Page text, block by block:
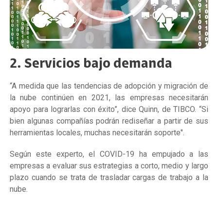
2. Servicios bajo demanda
“A medida que las tendencias de adopción y migración de
la nube continúen en 2021, las empresas necesitarán
apoyo para lograrlas con éxito”, dice Quinn, de TIBCO. “Si
bien algunas compañías podrán rediseñar a partir de sus
herramientas locales, muchas necesitarán soporte".
Según este experto, el COVID-19 ha empujado a las
empresas a evaluar sus estrategias a corto, medio y largo
plazo cuando se trata de trasladar cargas de trabajo a la
nube.